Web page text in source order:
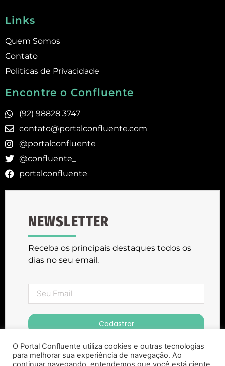
Links
Quem Somos
Contato
Politicas de Privacidade
Encontre o Confluente
(92) 98828 3747
contato@portalconfluente.com
@portalconfluente
@confluente_
portalconfluente
NEWSLETTER
Receba os principais destaques todos os
dias no seu email.
Cadastrar
O Portal Confluente utiliza cookies e outras tecnologias
para melhorar sua experiência de navegação. Ao